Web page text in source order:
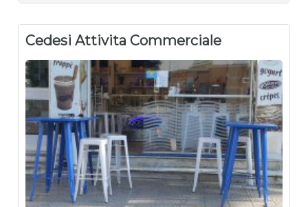
Cedesi Attivita Commerciale